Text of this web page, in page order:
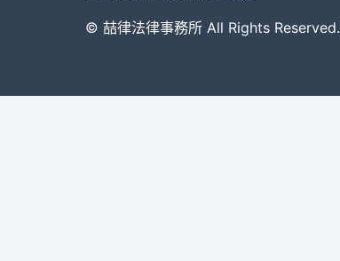
© 喆律法律事務所 All Rights Reserved.